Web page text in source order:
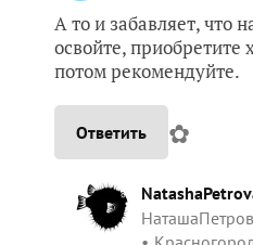
А то и забавляет, что
освойте, приобретите
потом рекомендуйте.
Ответить ✿